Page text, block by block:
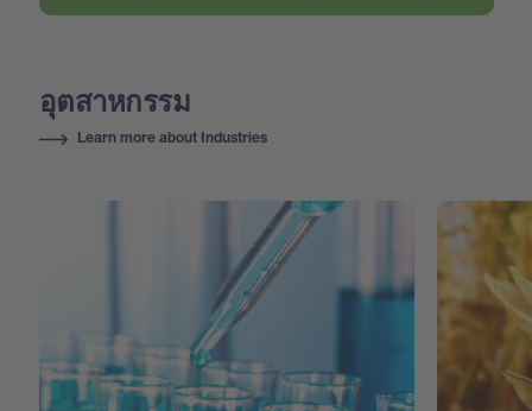
อุตสาหกรรม
Learn more about Industries